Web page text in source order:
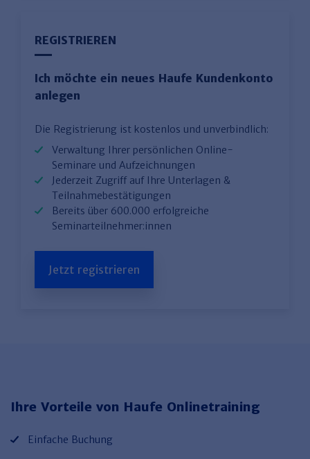
REGISTRIEREN
Ich möchte ein neues Haufe Kundenkonto
anlegen
Die Registrierung ist kostenlos und unverbindlich:
Verwaltung Ihrer persönlichen Online-
Seminare und Aufzeichnungen
Jederzeit Zugriff auf Ihre Unterlagen &
Teilnahmebestätigungen
Bereits über 600.000 erfolgreiche
Seminarteilnehmer:innen
Jetzt registrieren
Ihre Vorteile von Haufe Onlinetraining
Einfache Buchung